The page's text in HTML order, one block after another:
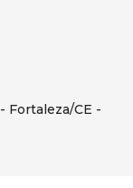
Fortaleza/CE -